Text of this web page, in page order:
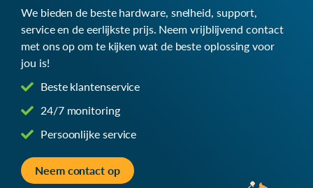
We bieden de beste hardware, snelheid, support,
service en de eerlijkste prijs. Neem vrijblijvend contact
met ons op om te kijken wat de beste oplossing voor
jou is!
Beste klantenservice
24/7 monitoring
Persoonlijke service
Neem contact op